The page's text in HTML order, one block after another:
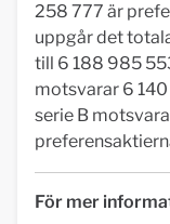
258 777 är
uppgår det
till 6 188 985
motsvarar 6
serie B
För mer